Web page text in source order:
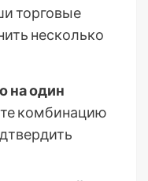
торговые
несколько
на один
комбинацию